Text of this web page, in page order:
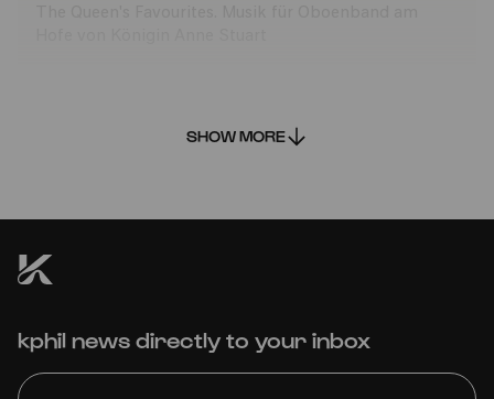
SHOW MORE
kphil news directly to your inbox